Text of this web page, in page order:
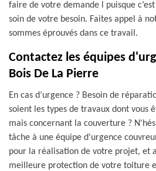
faire de votre demande l puisque
soin de votre besoin. Faites appel à
sommes éprouvés dans ce travail.
Contactez les équipes
Bois De La Pierre
En cas d’urgence ? Besoin de
soient les types de travaux dont vous
mais concernant la couverture ?
tâche à une équipe d'urgence
pour la réalisation de votre projet, et
meilleure protection de votre toiture